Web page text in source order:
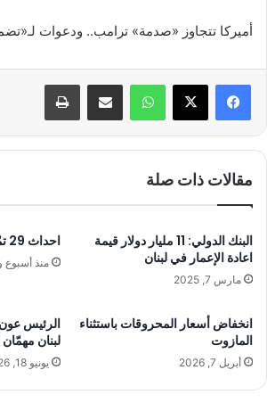
أميركا تتجاوز «صدمة» ترامب.. ودعوات
واتساب مشاركة عبر البريد طباعة
مقالات ذات صلة
البنك الدولي: 11 مليار دولار قيمة
اعادة الإعمار في لبنان
مارس 7, 2025
احداث 29 تمّوز عبر التاريخ
منذ أسبوع
انخفاض أسعار المحروقات باستثناء
المازوت
أبريل 7, 2026
الرئيس
لبنان
يونيو 18, 2026